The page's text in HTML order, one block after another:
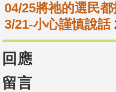
04/25將祂的選民
3/21-小心謹慎說話
回應
留言